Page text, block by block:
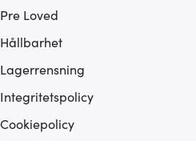
Pre Loved
Hållbarhet
Lagerrensning
Integritetspolicy
Cookiepolicy